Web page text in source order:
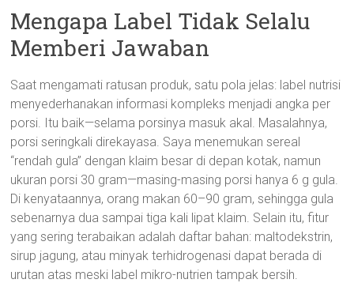
Mengapa Label Tidak Selalu
Memberi Jawaban
Saat mengamati ratusan produk, satu pola jelas: label nutrisi
menyederhanakan informasi kompleks menjadi angka per
porsi. Itu baik—selama porsinya masuk akal. Masalahnya,
porsi seringkali direkayasa. Saya menemukan sereal
“rendah gula” dengan klaim besar di depan kotak, namun
ukuran porsi 30 gram—masing-masing porsi hanya 6 g gula.
Di kenyataannya, orang makan 60–90 gram, sehingga gula
sebenarnya dua sampai tiga kali lipat klaim. Selain itu, fitur
yang sering terabaikan adalah daftar bahan: maltodekstrin,
sirup jagung, atau minyak terhidrogenasi dapat berada di
urutan atas meski label mikro-nutrien tampak bersih.